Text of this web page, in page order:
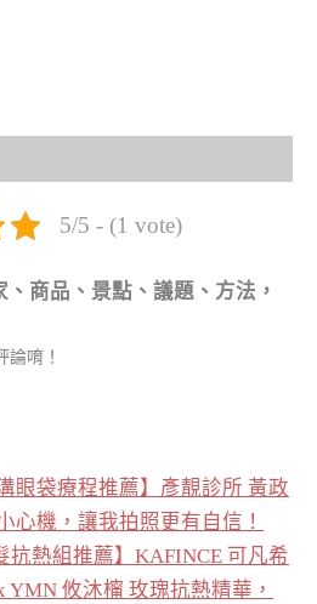
5/5 - (1 vote)
商品、景點、議題、方法，
論唷！
眼袋療程推薦】彥靚診所 黃政
心機，讓我拍照更有自信！
抗熱組推薦】KAFINCE 可凡希
YMN 攸沐橣 玫瑰抗熱精華，